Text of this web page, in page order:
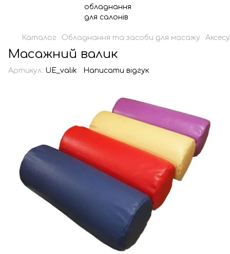
Каталог Обладнання та засоби для масажу
Масажний валик
Артикул: UE_valik Написати відгук